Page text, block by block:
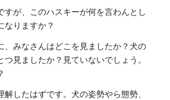
すが、このハスキーが何を言わんとし
なりますか？
、みなさんはどこを見ましたか？犬の
見ましたか？見ていないでしょう。
したはずです。犬の姿勢やら態勢、